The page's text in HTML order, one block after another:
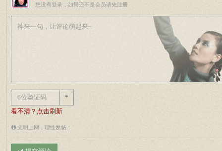
您没有登录，如果还不是会员请先注册
*
看不清？点击刷新
文明上网，理性发帖！